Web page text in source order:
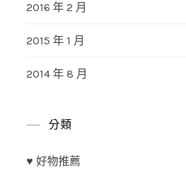
2016 年 2 月
2015 年 1 月
2014 年 8 月
分類
♥ 好物推薦